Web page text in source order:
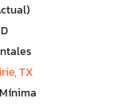
TX